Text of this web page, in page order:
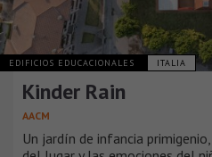
EDIFICIOS EDUCACIONALES ITALIA
Kinder Rain
AACM
Un jardín de infancia